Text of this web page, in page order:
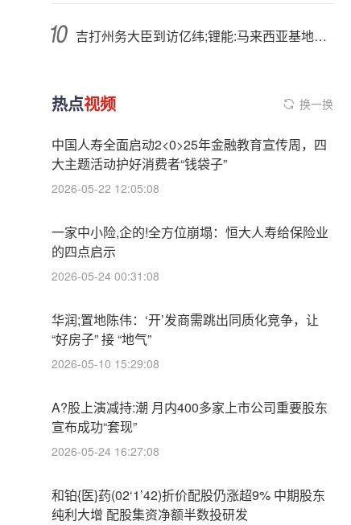
吉打州务大臣到访亿纬;锂能:马来西亚基地，共绘协同发展新蓝图
热点视频 换一换
中国人寿全面启动2<0>25年金融教育宣传周，四
大主题活动护好消费者“钱袋子”
2026-05-22 12:05:08
一家中小险,企的!全方位崩塌：恒大人寿给保险业
的四点启示
2026-05-24 00:31:08
华润;置地陈伟：‘开’发商需跳出同质化竞争，让
“好房子” 接 “地气”
2026-05-10 15:29:08
A?股上演减持:潮 月内400多家上市公司重要股东
宣布成功“套现”
2026-05-24 16:27:08
和铂{医}药(02‘1’42)折价配股仍涨超9% 中期股东
纯利大增 配股集资净额半数投研发